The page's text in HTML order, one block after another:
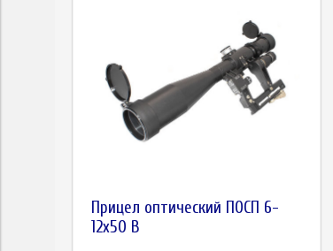
Прицел оптический ПОСП 6-
12x50 В